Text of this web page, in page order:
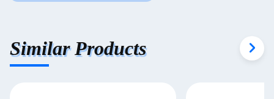
Similar Products